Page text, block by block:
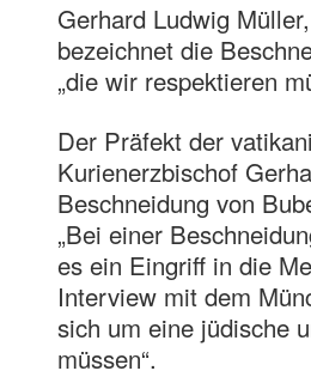
Gerhard Ludwig
bezeichnet die
„die wir respektieren
Der Präfekt der
Kurienerzbischof
Beschneidung von
„Bei einer
es ein Eingriff in die
Interview mit dem
sich um eine jüdische
müssen“.